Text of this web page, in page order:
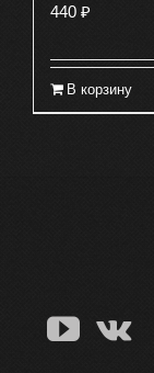
440 ₽
В корзину